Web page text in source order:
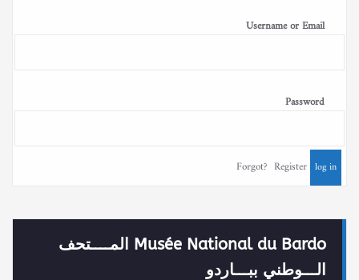
Username or Email
Password
Forgot? Register
Musée National du Bardo المــــتحف
الـــوطني ببـــاردو